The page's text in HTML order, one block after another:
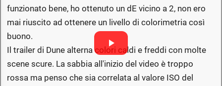
funzionato bene, ho ottenuto un dE vicino a 2, non ero
mai riuscito ad ottenere un livello di colorimetria così
buono.
Il trailer di Dune alterna colori caldi e freddi con molte
scene scure. La sabbia all'inizio del video è troppo
rossa ma penso che sia correlata al valore ISO del